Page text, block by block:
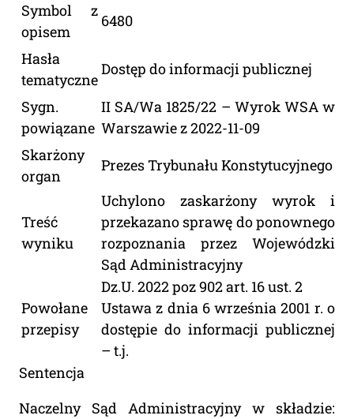
Symbol z
opisem
6480
Hasła
tematyczne
Dostęp do informacji publicznej
Sygn.
powiązane
II SA/Wa 1825/22 – Wyrok WSA w
Warszawie z 2022-11-09
Skarżony
organ
Prezes Trybunału Konstytucyjnego
Treść
wyniku
Uchylono zaskarżony wyrok i
przekazano sprawę do ponownego
rozpoznania przez Wojewódzki
Sąd Administracyjny
Powołane
przepisy
Dz.U. 2022 poz 902 art. 16 ust. 2
Ustawa z dnia 6 września 2001 r. o
dostępie do informacji publicznej
– t.j.
Sentencja
Naczelny Sąd Administracyjny w składzie: